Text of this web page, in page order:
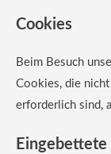
Cookies
Beim Besuch
Cookies, die
erforderlich sind,